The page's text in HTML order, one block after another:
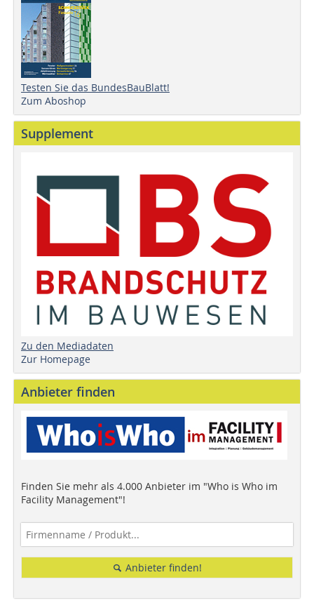
Testen Sie das BundesBauBlatt!
Zum Aboshop
Supplement
Zu den Mediadaten
Zur Homepage
Anbieter finden
Finden Sie mehr als 4.000 Anbieter im "Who is Who im
Facility Management"!
Anbieter finden!